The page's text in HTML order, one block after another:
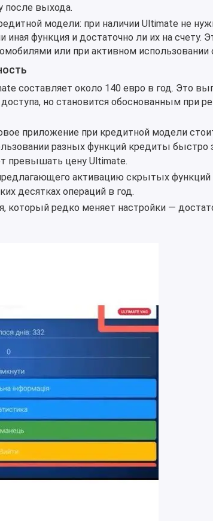
после выхода.
модели: при наличии Ultimate не
иная функция и достаточно ли их на счету.
или при активном использовании
составляет около 140 евро в год. Это
но становится обоснованным при
приложение при кредитной модели
разных функций кредиты быстро
превышать цену Ultimate.
активацию скрытых функций
десятках операций в год.
который редко меняет настройки —